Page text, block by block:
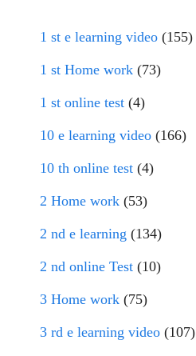
1 st e learning video (155)
1 st Home work (73)
1 st online test (4)
10 e learning video (166)
10 th online test (4)
2 Home work (53)
2 nd e learning (134)
2 nd online Test (10)
3 Home work (75)
3 rd e learning video (107)